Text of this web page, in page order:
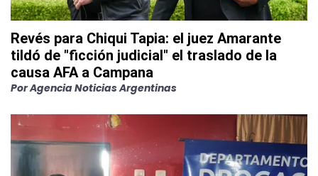
Revés para Chiqui Tapia: el juez Amarante
tildó de "ficción judicial" el traslado de la
causa AFA a Campana
PorAgencia Noticias Argentinas